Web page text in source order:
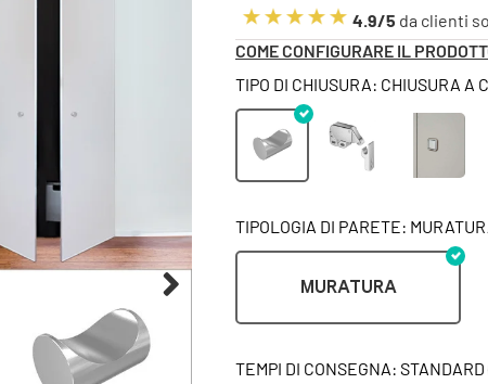
4.9/5 da clienti
COME CONFIGURARE IL
TIPO DI CHIUSURA: CHIUSURA A
TIPOLOGIA DI PARETE:
MURATURA
TEMPI DI CONSEGNA: